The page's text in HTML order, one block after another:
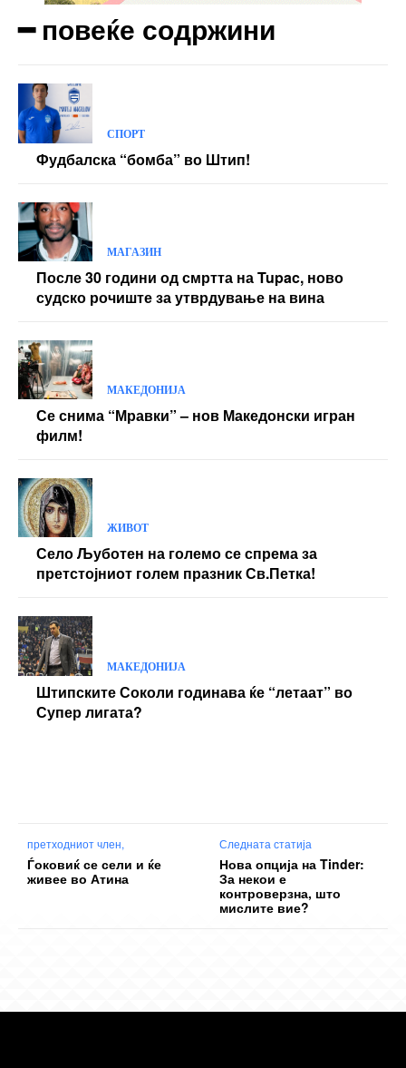
━ повеќе содржини
СПОРТ
Фудбалска “бомба” во Штип!
МАГАЗИН
После 30 години од смртта на Tupac, ново
судско рочиште за утврдување на вина
МАКЕДОНИЈА
Се снима “Мравки” – нов Македонски игран
филм!
ЖИВОТ
Село Љуботен на големо се спрема за
претстојниот голем празник Св.Петка!
МАКЕДОНИЈА
Штипските Соколи годинава ќе “летаат” во
Супер лигата?
претходниот член,
Ѓоковиќ се сели и ќе
живее во Атина
Следната статија
Нова опција на Tinder:
За некои е
контроверзна, што
мислите вие?